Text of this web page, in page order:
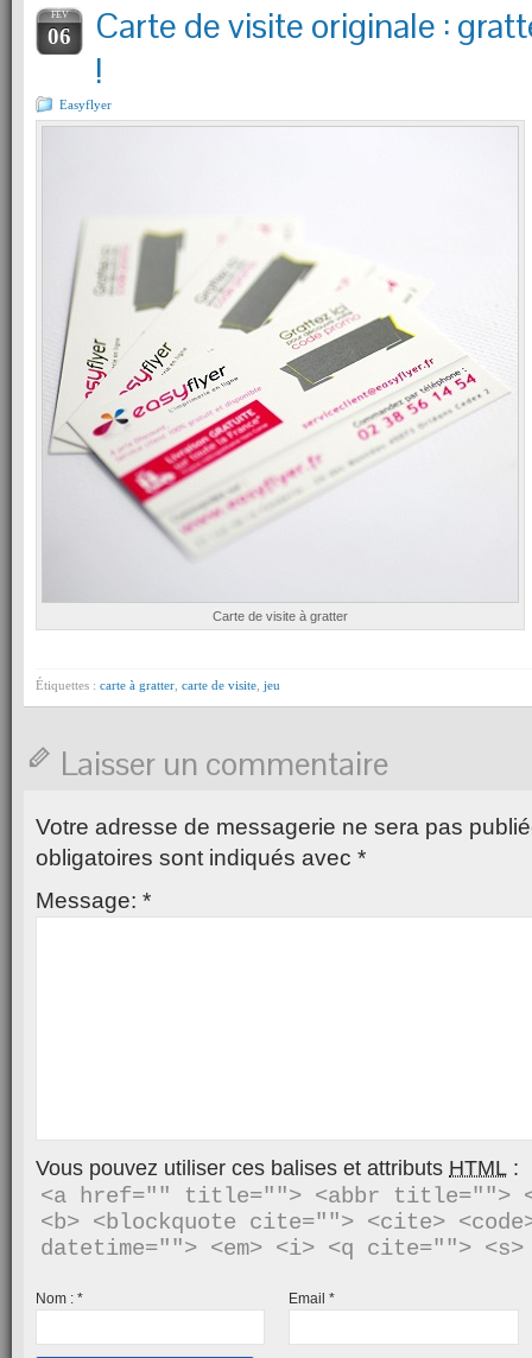
FÉV
06
Carte de visite originale :
!
Easyflyer
Carte de visite à gratter
Étiquettes : carte à gratter carte de visite jeu
Laisser un commentaire
Votre adresse de messagerie ne sera pas
obligatoires sont indiqués avec *
Message: *
Vous pouvez utiliser ces balises et attributs HTML :
<a href="" title=""> <abbr title="">
<b> <blockquote cite=""> <cite>
Nom : * Email*